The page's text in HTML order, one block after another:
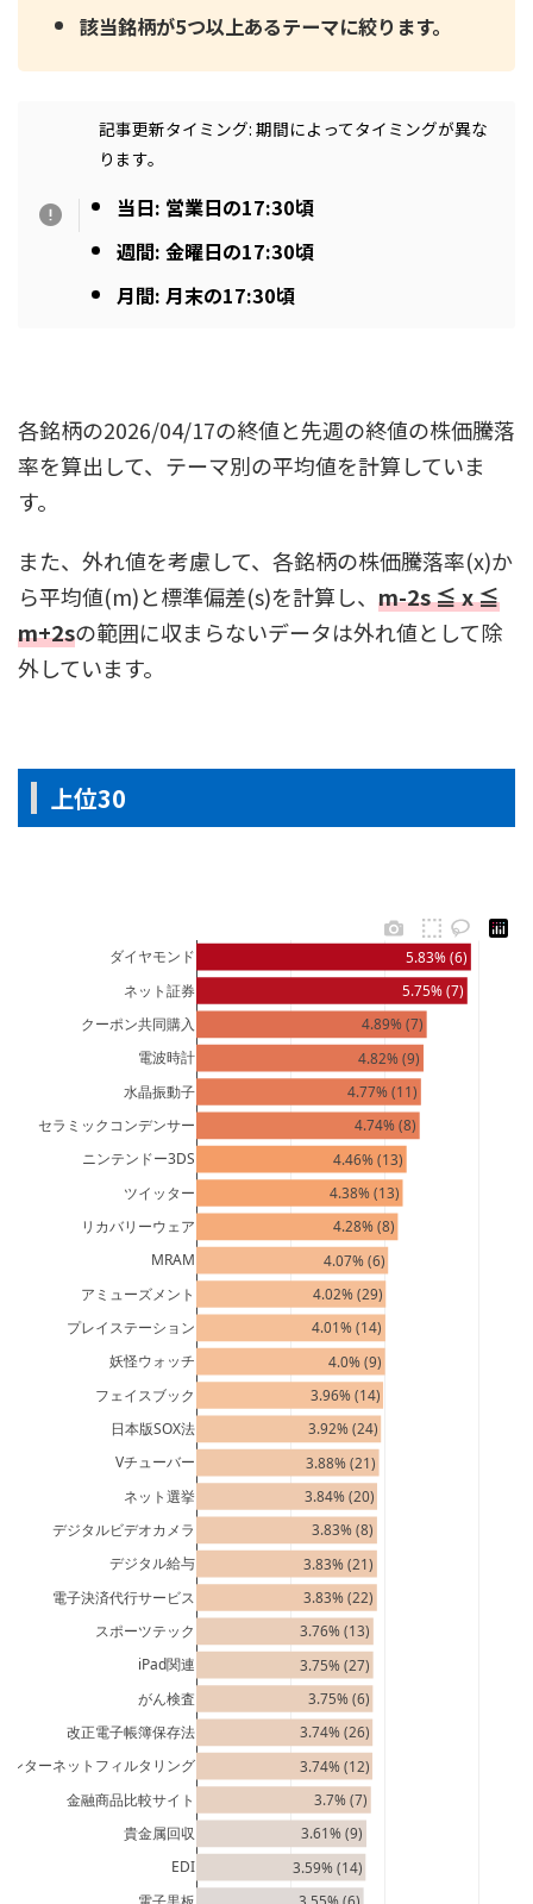
該当銘柄が5つ以上あるテーマに絞ります。
記事更新タイミング: 期間によってタイミングが異な
ります。
当日: 営業日の17:30頃
週間: 金曜日の17:30頃
月間: 月末の17:30頃
各銘柄の2026/04/17の終値と先週の終値の株価騰落
率を算出して、テーマ別の平均値を計算していま
す。
また、外れ値を考慮して、各銘柄の株価騰落率(x)か
ら平均値(m)と標準偏差(s)を計算し、 m-2s ≦ x ≦
m+2sの範囲に収まらないデータは外れ値として除
外しています。
上位30
3.59% (14)
3.61% (9)
3.7% (7)
3.74% (12)
3.74% (26)
3.75% (6)
3.75% (27)
3.76% (13)
3.83% (22)
3.83% (21)
3.83% (8)
3.84% (20)
3.88% (21)
3.92% (24)
3.96% (14)
4.0% (9)
4.01% (14)
4.02% (29)
4.07% (6)
4.28% (8)
4.38% (13)
4.46% (13)
4.74% (8)
4.77% (11)
4.82% (9)
4.89% (7)
5.75% (7)
5.83% (6)
EDI
貴金属回収
金融商品比較サイト
ンターネットフィルタリング
改正電子帳簿保存法
がん検査
iPad関連
スポーツテック
電子決済代行サービス
デジタル給与
デジタルビデオカメラ
ネット選挙
Vチューバー
日本版SOX法
フェイスブック
妖怪ウォッチ
プレイステーション
アミューズメント
MRAM
リカバリーウェア
ツイッター
ニンテンドー3DS
セラミックコンデンサー
水晶振動子
電波時計
クーポン共同購入
ネット証券
ダイヤモンド